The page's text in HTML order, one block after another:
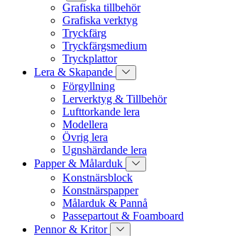
Grafiska tillbehör
Grafiska verktyg
Tryckfärg
Tryckfärgsmedium
Tryckplattor
Lera & Skapande
Förgyllning
Lerverktyg & Tillbehör
Lufttorkande lera
Modellera
Övrig lera
Ugnshärdande lera
Papper & Målarduk
Konstnärsblock
Konstnärspapper
Målarduk & Pannå
Passepartout & Foamboard
Pennor & Kritor